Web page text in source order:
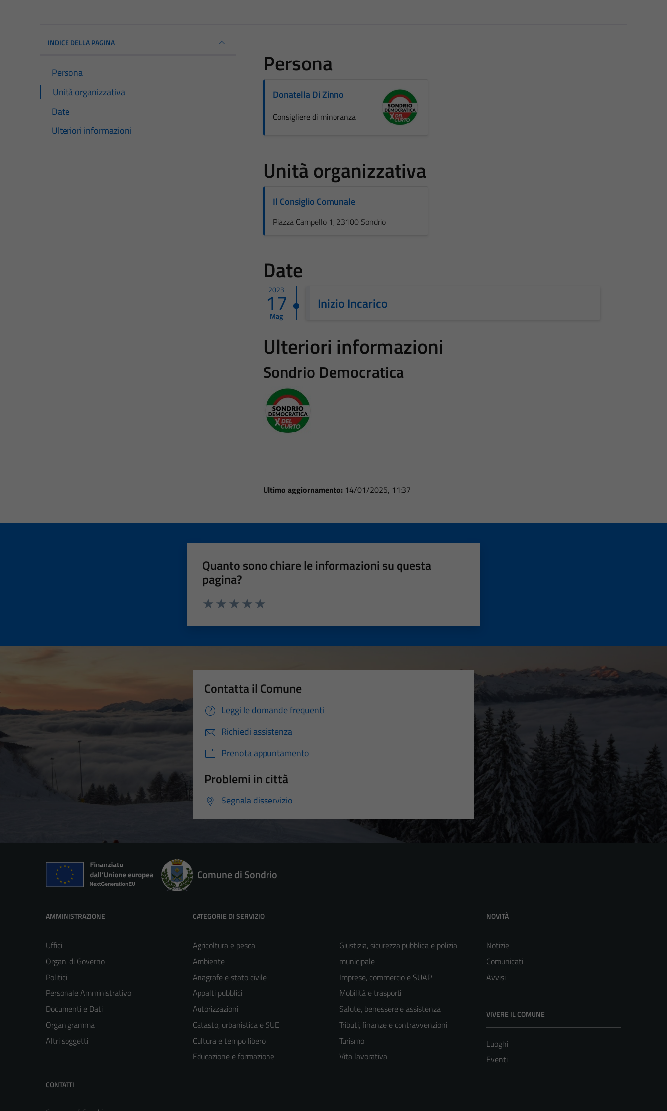
INDICE DELLA PAGINA
Persona
Unità organizzativa
Date
Ulteriori informazioni
Persona
Donatella Di Zinno
Consigliere di minoranza
Unità organizzativa
Il Consiglio Comunale
Piazza Campello 1, 23100 Sondrio
Date
2023
17
Mag
Inizio Incarico
Ulteriori informazioni
Sondrio Democratica
Ultimo aggiornamento: 14/01/2025, 11:37
Quanto sono chiare le informazioni su questa
pagina?
Contatta il Comune
Leggi le domande frequenti
Richiedi assistenza
Prenota appuntamento
Problemi in città
Segnala disservizio
Comune di Sondrio
AMMINISTRAZIONE
Uffici
Organi di Governo
Politici
Personale Amministrativo
Documenti e Dati
Organigramma
Altri soggetti
CATEGORIE DI SERVIZIO
Agricoltura e pesca
Ambiente
Anagrafe e stato civile
Appalti pubblici
Autorizzazioni
Catasto, urbanistica e SUE
Cultura e tempo libero
Educazione e formazione
Giustizia, sicurezza pubblica e polizia
municipale
Imprese, commercio e SUAP
Mobilità e trasporti
Salute, benessere e assistenza
Tributi, finanze e contravvenzioni
Turismo
Vita lavorativa
NOVITÀ
Notizie
Comunicati
Avvisi
VIVERE IL COMUNE
Luoghi
Eventi
CONTATTI